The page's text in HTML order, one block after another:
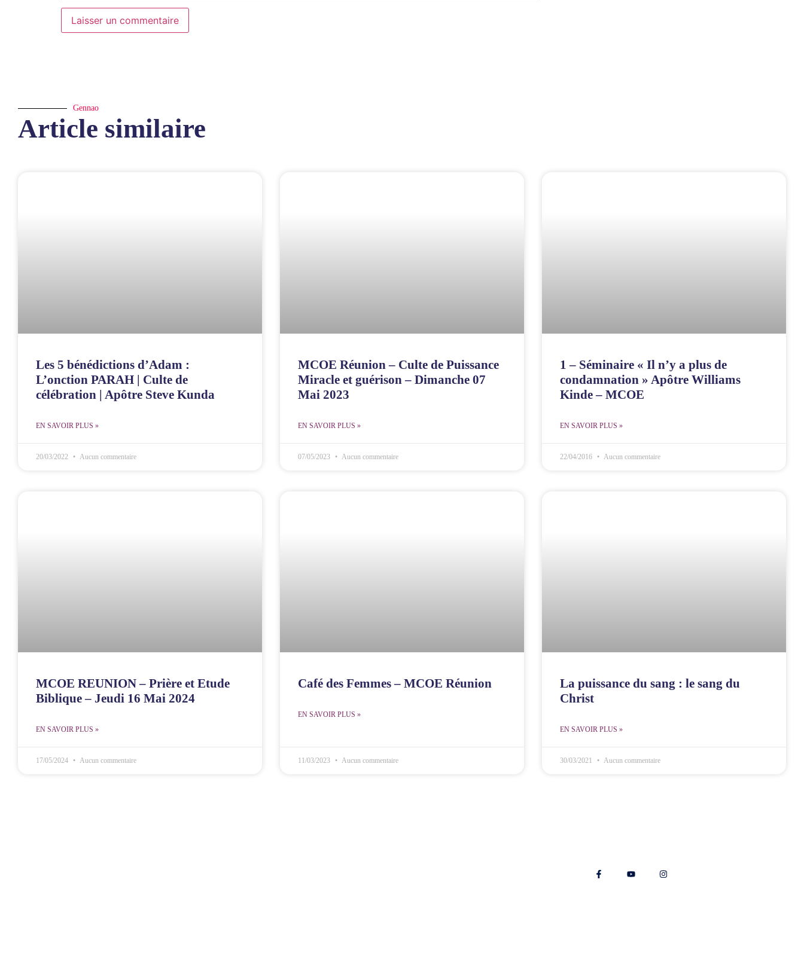
Gennao
Article similaire
Les 5 bénédictions d’Adam :
L’onction PARAH | Culte de
célébration | Apôtre Steve Kunda
EN SAVOIR PLUS »
20/03/2022 Aucun commentaire
MCOE Réunion – Culte de Puissance
Miracle et guérison – Dimanche 07
Mai 2023
EN SAVOIR PLUS »
07/05/2023 Aucun commentaire
1 – Séminaire « Il n’y a plus de
condamnation » Apôtre Williams
Kinde – MCOE
EN SAVOIR PLUS »
22/04/2016 Aucun commentaire
MCOE REUNION – Prière et Etude
Biblique – Jeudi 16 Mai 2024
EN SAVOIR PLUS »
17/05/2024 Aucun commentaire
Café des Femmes – MCOE Réunion
EN SAVOIR PLUS »
11/03/2023 Aucun commentaire
La puissance du sang : le sang du
Christ
EN SAVOIR PLUS »
30/03/2021 Aucun commentaire